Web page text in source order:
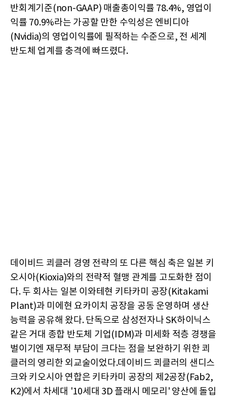
반회계기준(non-GAAP) 매출총이익률 78.4%, 영업이
익률 70.9%라는 가공할 만한 수익성은 엔비디아
(Nvidia)의 영업이익률에 필적하는 수준으로, 전 세계
반도체 업계를 충격에 빠뜨렸다.
데이비드 쾨클러 경영 전략의 또 다른 핵심 축은 일본 키
오시아(Kioxia)와의 전략적 혈맹 관계를 고도화한 점이
다. 두 회사는 일본 이와테현 키타카미 공장(Kitakami
Plant)과 미에현 요카이치 공장을 공동 운영하며 생산
능력을 공유해 왔다. 단독으로 삼성전자나 SK하이닉스
같은 거대 종합 반도체 기업(IDM)과 미세화 적층 경쟁을
벌이기엔 재무적 부담이 크다는 점을 보완하기 위한 쾨
클러의 영리한 외교술이었다.데이비드 쾨클러의 샌디스
크와 키오시아 연합은 키타카미 공장의 제2공장(Fab2,
K2)에서 차세대 '10세대 3D 플래시 메모리' 양산에 돌입